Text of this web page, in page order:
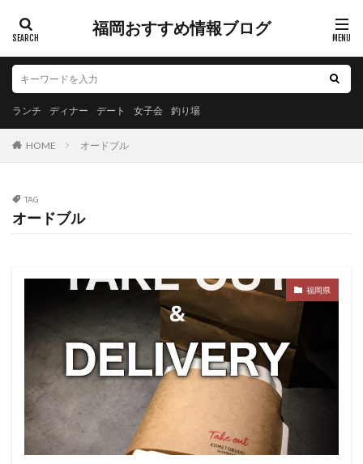
福岡おすすめ情報ブログ
ランチ ディナー デート 女子会 釣り場
HOME オードブル
TAG
オードブル
福岡県